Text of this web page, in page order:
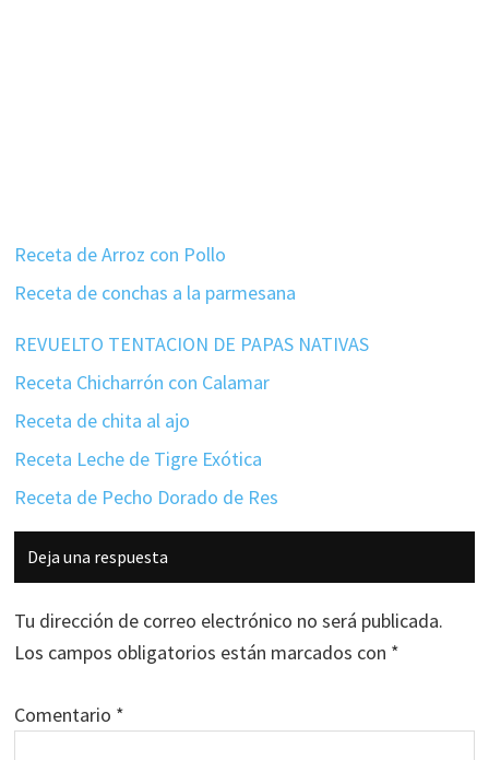
Receta de Arroz con Pollo
Receta de conchas a la parmesana
REVUELTO TENTACION DE PAPAS NATIVAS
Receta Chicharrón con Calamar
Receta de chita al ajo
Receta Leche de Tigre Exótica
Receta de Pecho Dorado de Res
Interacciones
con
los
lectores
Deja una respuesta
Tu dirección de correo electrónico no será publicada.
Los campos obligatorios están marcados con *
Comentario *